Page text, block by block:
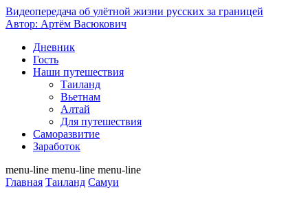
Видеопередача об улётной жизни русских за границей
Автор: Артём Васюкович
Дневник
Гость
Наши путешествия
Таиланд
Вьетнам
Алтай
Для путешествия
Саморазвитие
Заработок
menu-line menu-line menu-line
Главная Таиланд Самуи